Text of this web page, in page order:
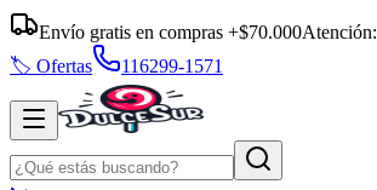
Envío gratis en compras +$70.000Atención:
🏷️ Ofertas
116299-1571